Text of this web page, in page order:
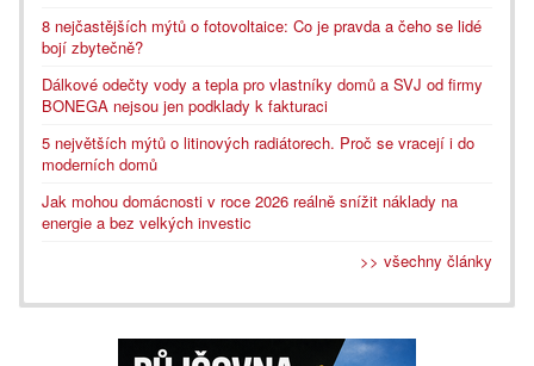
8 nejčastějších mýtů o fotovoltaice: Co je pravda a čeho se lidé
bojí zbytečně?
Dálkové odečty vody a tepla pro vlastníky domů a SVJ od firmy
BONEGA nejsou jen podklady k fakturaci
5 největších mýtů o litinových radiátorech. Proč se vracejí i do
moderních domů
Jak mohou domácnosti v roce 2026 reálně snížit náklady na
energie a bez velkých investic
>> všechny články